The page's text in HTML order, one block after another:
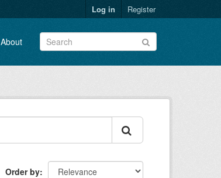
Log in Register
About
Order by